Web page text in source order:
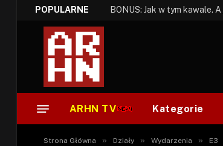
POPULARNE
ARHN TV Kategorie
Strona Główna » Działy » Wydarzenia » E3